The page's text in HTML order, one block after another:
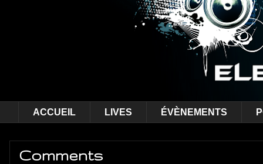
ACCUEIL LIVES ÉVÈNEMENTS
Comments